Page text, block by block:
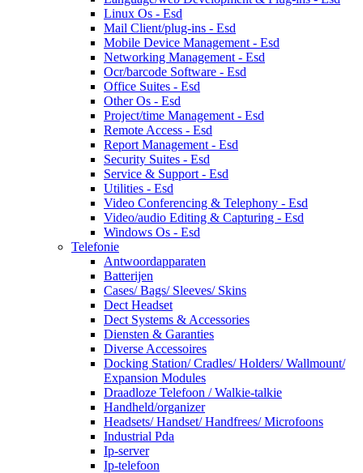
Linux Os - Esd
Mail Client/plug-ins - Esd
Mobile Device Management - Esd
Networking Management - Esd
Ocr/barcode Software - Esd
Office Suites - Esd
Other Os - Esd
Project/time Management - Esd
Remote Access - Esd
Report Management - Esd
Security Suites - Esd
Service & Support - Esd
Utilities - Esd
Video Conferencing & Telephony - Esd
Video/audio Editing & Capturing - Esd
Windows Os - Esd
Telefonie
Antwoordapparaten
Batterijen
Cases/ Bags/ Sleeves/ Skins
Dect Headset
Dect Systems & Accessories
Diensten & Garanties
Diverse Accessoires
Docking Station/ Cradles/ Holders/ Wallmount/
Expansion Modules
Draadloze Telefoon / Walkie-talkie
Handheld/organizer
Headsets/ Handset/ Handfrees/ Microfoons
Industrial Pda
Ip-server
Ip-telefoon